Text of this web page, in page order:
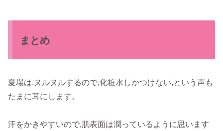
まとめ
夏場は,ヌルヌルするので,化粧水しかつけない,という声も
たまに耳にします。
汗をかきやすいので,肌表面は潤っているように思います